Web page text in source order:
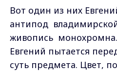
Вот один из них
антипод
живопись
Евгений пытается
суть предмета. Цвет,